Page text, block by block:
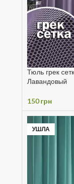
Тюль грек
Лавандовый
150грн
УШЛА